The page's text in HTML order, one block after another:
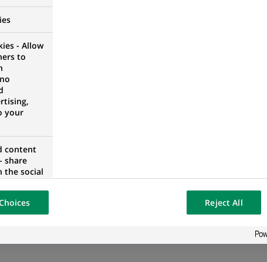
y mantenimiento de reporting y dashboards (Tableau)
de la documentación y estandarización del diccionario
actualizada como condición de paso a PRO
su colaboración con negocio, equipos analíticos y
de informes
- Allow
to
your
content
share
the social
the
website
on a
Reject All